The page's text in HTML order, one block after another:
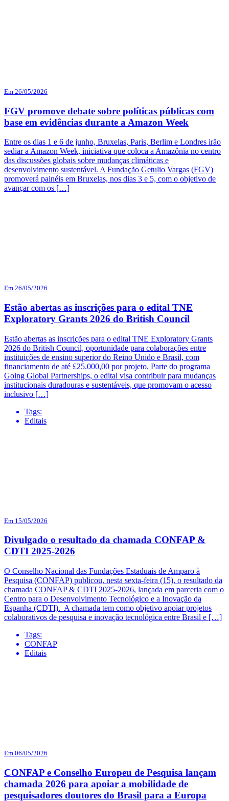
Em 26/05/2026
FGV promove debate sobre políticas públicas com
base em evidências durante a Amazon Week
Entre os dias 1 e 6 de junho, Bruxelas, Paris, Berlim e Londres irão
sediar a Amazon Week, iniciativa que coloca a Amazônia no centro
das discussões globais sobre mudanças climáticas e
desenvolvimento sustentável. A Fundação Getulio Vargas (FGV)
promoverá painéis em Bruxelas, nos dias 3 e 5, com o objetivo de
avançar com os […]
Em 26/05/2026
Estão abertas as inscrições para o edital TNE
Exploratory Grants 2026 do British Council
Estão abertas as inscrições para o edital TNE Exploratory Grants
2026 do British Council, oportunidade para colaborações entre
instituições de ensino superior do Reino Unido e Brasil, com
financiamento de até £25.000,00 por projeto. Parte do programa
Going Global Partnerships, o edital visa contribuir para mudanças
institucionais duradouras e sustentáveis, que promovam o acesso
inclusivo […]
Tags:
Editais
Em 15/05/2026
Divulgado o resultado da chamada CONFAP &
CDTI 2025-2026
O Conselho Nacional das Fundações Estaduais de Amparo à
Pesquisa (CONFAP) publicou, nesta sexta-feira (15), o resultado da
chamada CONFAP & CDTI 2025-2026, lançada em parceria com o
Centro para o Desenvolvimento Tecnológico e a Inovação da
Espanha (CDTI). A chamada tem como objetivo apoiar projetos
colaborativos de pesquisa e inovação tecnológica entre Brasil e […]
Tags:
CONFAP
Editais
Em 06/05/2026
CONFAP e Conselho Europeu de Pesquisa lançam
chamada 2026 para apoiar a mobilidade de
pesquisadores doutores do Brasil para a Europa